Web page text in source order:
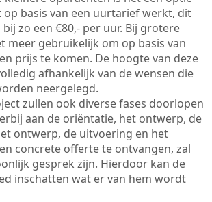
op basis van een uurtarief werkt, dit
zo een €80,- per uur. Bij grotere
meer gebruikelijk om op basis van
prijs te komen. De hoogte van deze
afhankelijk van de wensen die
neergelegd.
zullen ook diverse fases doorlopen
aan de oriëntatie, het ontwerp, de
ontwerp, de uitvoering en het
concrete offerte te ontvangen, zal
gesprek zijn. Hierdoor kan de
inschatten wat er van hem wordt